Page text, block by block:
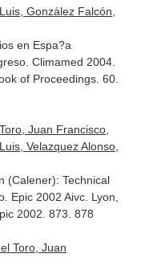
González Falcón,
en Espa?a
Climamed 2004.
of Proceedings. 60.
Juan Francisco,
Velazquez Alonso,
(Calener): Technical
Epic 2002 Aivc. Lyon,
2002. 873. 878
Toro, Juan